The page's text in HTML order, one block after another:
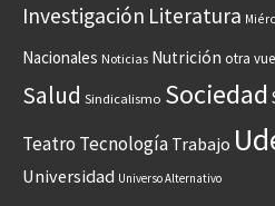
Investigación Literatura
Nacionales Noticias Nutrición otra
Salud Sindicalismo Sociedad
Teatro Tecnología Trabajo
Universidad Universo Alternativo